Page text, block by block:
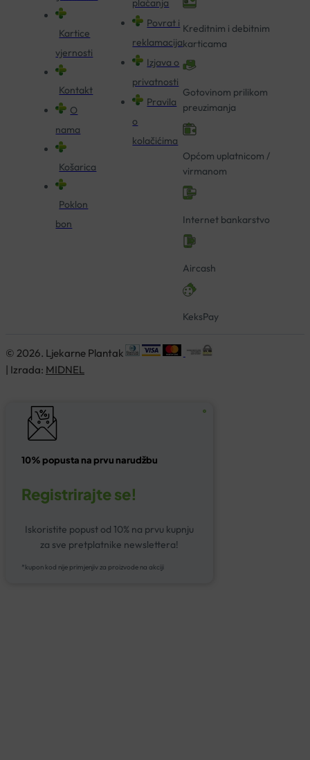
Kartice
vjernosti
Kontakt
O
nama
Košarica
Poklon
bon
plaćanja
Povrat i
reklamacija
Izjava o
privatnosti
Pravila
o
kolačićima
Kreditnim i debitnim
karticama
Gotovinom prilikom
preuzimanja
Općom uplatnicom /
virmanom
Internet bankarstvo
Aircash
KeksPay
© 2026. Ljekarne Plantak
| Izrada: MIDNEL
10% popusta na prvu narudžbu
Registrirajte se!
Iskoristite popust od 10% na prvu kupnju
za sve pretplatnike newslettera!
*kupon kod nije primjenjiv za proizvode na akciji